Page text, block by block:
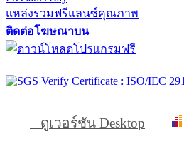
แหล่งรวมฟรีแลนซ์คุณภาพ
ติดต่อโฆษณาบน
ดูเวอร์ชัน Desktop